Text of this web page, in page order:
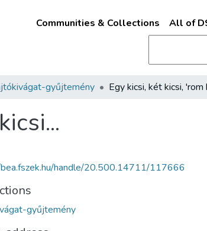
Communities & Collections All of
gyűjtemény
handle/20.500.14711/117666
gyűjtemény